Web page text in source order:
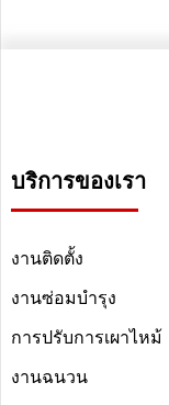
บริการของเรา
งานติดตั้ง
งานซ่อมบำรุง
การปรับการเผาไหม้
งานฉนวน